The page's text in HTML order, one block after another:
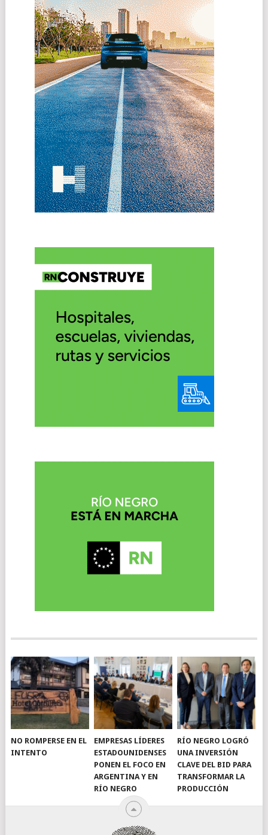
NO ROMPERSE EN EL
INTENTO
EMPRESAS LÍDERES
ESTADOUNIDENSES
PONEN EL FOCO EN
ARGENTINA Y EN
RÍO NEGRO
RÍO NEGRO LOGRÓ
UNA INVERSIÓN
CLAVE DEL BID PARA
TRANSFORMAR LA
PRODUCCIÓN